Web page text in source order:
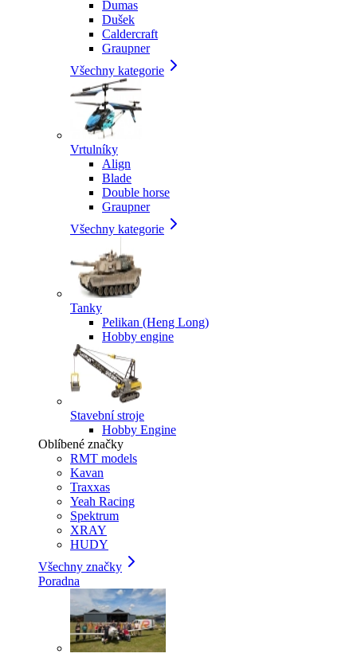
Dumas
Dušek
Caldercraft
Graupner
Všechny kategorie
Vrtulníky
Align
Blade
Double horse
Graupner
Všechny kategorie
Tanky
Pelikan (Heng Long)
Hobby engine
Stavební stroje
Hobby Engine
Oblíbené značky
RMT models
Kavan
Traxxas
Yeah Racing
Spektrum
XRAY
HUDY
Všechny značky
Poradna